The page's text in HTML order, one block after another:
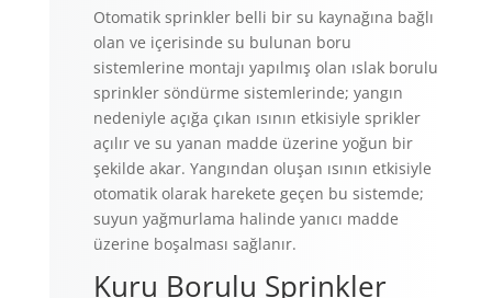
Otomatik sprinkler belli bir su kaynağına bağlı
olan ve içerisinde su bulunan boru
sistemlerine montajı yapılmış olan ıslak borulu
sprinkler söndürme sistemlerinde; yangın
nedeniyle açığa çıkan ısının etkisiyle sprikler
açılır ve su yanan madde üzerine yoğun bir
şekilde akar. Yangından oluşan ısının etkisiyle
otomatik olarak harekete geçen bu sistemde;
suyun yağmurlama halinde yanıcı madde
üzerine boşalması sağlanır.
Kuru Borulu Sprinkler